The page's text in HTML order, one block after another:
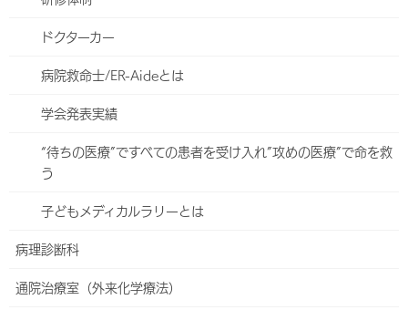
オプトアウト
2017～2025年度に当院で一か月健診を受けた患者さんへ
者さんへ【過去の診療データの調査研究への使用のお願
い】
脳神経内科
心療内科
外科
ドクターカー
病院救命士/ER-Aideとは
学会発表実績
“待ちの医療”ですべての患者を受け入れ”攻めの医療”で命を救
う
子どもメディカルラリーとは
病理診断科
通院治療室（外来化学療法）